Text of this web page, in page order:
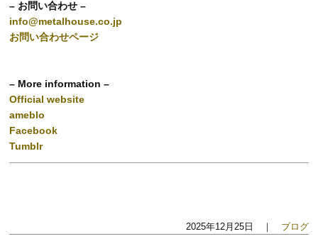
– お問い合わせ –
info@metalhouse.co.jp
お問い合わせページ
– More information –
Official website
ameblo
Facebook
Tumblr
2025年12月25日 ｜ ブログ